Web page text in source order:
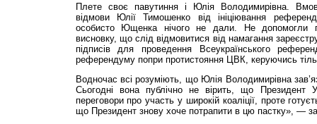
Плете своє павутиння і Юлія Володимирівна.
відмови Юлії Тимошенко від ініціювання
особисто Ющенка нічого не дали. Не
висновку, що слід відмовитися від намагання
підписів для проведення Всеукраїнського
референдуму попри протистояння ЦВК, керуючись
Водночас всі розуміють, що Юлія Володимирівна
Сьогодні вона публічно не вірить, що Президент
переговори про участь у широкій коаліції, проте
що Президент знову хоче потрапити в цю пастку», —